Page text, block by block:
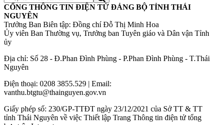
CỔNG THÔNG TIN ĐIỆN TỬ ĐẢNG BỘ TỈNH THÁI
NGUYÊN
Trưởng Ban Biên tập: Đồng chí Đỗ Thị Minh Hoa
Ủy viên Ban Thường vụ, Trưởng ban Tuyên giáo và Dân vận Tỉnh
ủy
Địa chỉ: Số 28 - Đ.Phan Đình Phùng - P.Phan Đình Phùng - T.Thái
Nguyên
Điện thoại: 0208 3855.529 | Email:
vanthu.btgtu@thainguyen.gov.vn
Giấy phép số: 230/GP-TTĐT ngày 23/12/2021 của Sở TT & TT
tỉnh Thái Nguyên về việc Thiết lập Trang Thông tin điện tử tổng